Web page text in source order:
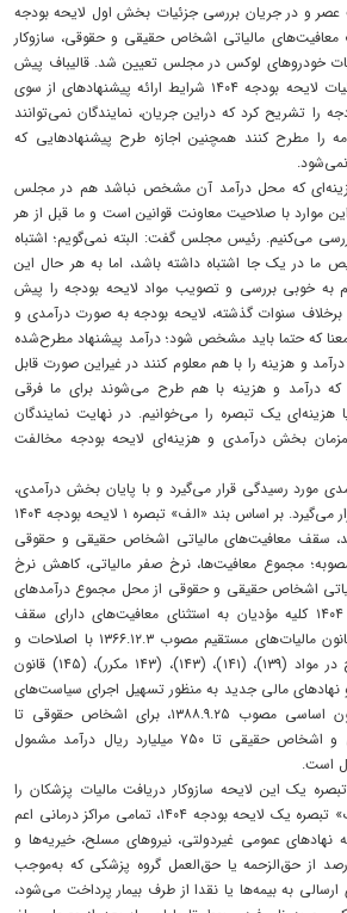
عصر و در جریان بررسی جزئیات بخش اول لایحه بودجه
معافیت‌‌‌های مالیاتی اشخاص حقیقی و حقوقی، سازوکار
خودروهای لوکس در مجلس تعیین شد. قالیباف پیش
از ورود مجلس به بررسی جزئیات لایحه بودجه ۱۴۰۴ شرایط ارائه پیشنهادهای از سوی
را تشریح کرد که دراین جریان، نمایندگان نمی‌توانند
را مطرح کنند همچنین اجازه طرح پیشنهادهایی که
هزینه‌‌‌ای که محل درآمد آن مشخص نباشد هم در مجلس
با صلاحیت معاونت قوانین است و ما قبل از هر
می‌‌‌کنیم. رئیس مجلس گفت: البته نمی‌گویم؛ اشتباه
در یک جا اشتباه داشته باشد، اما به هر حال این
به خوبی بررسی و تصویب مواد لایحه بودجه را پیش
برخلاف سنوات گذشته، لایحه بودجه به صورت درآمدی و
که حتما باید مشخص شود؛ درآمد پیشنهاد مطرح‌شده
و هزینه را با هم معلوم کنند در غیر‌این صورت قابل
که درآمد و هزینه با هم طرح می‌شوند برای ما فرقی
یک تبصره را می‌خوانیم. در نهایت نمایندگان
بخش درآمدی و هزینه‌ای لایحه بودجه مخالفت
مورد رسیدگی قرار می‌گیرد و با پایان بخش درآمدی،
بخش هزینه‌‌‌ای مورد بررسی قرار می‌گیرد. بر اساس بند «الف» تبصره ۱ لایحه بودجه ۱۴۰۴
سقف معافیت‌‌‌های مالیاتی اشخاص حقیقی و حقوقی
مجموع معافیت‌‌‌ها، نرخ صفر مالیاتی، کاهش نرخ
اشخاص حقیقی و حقوقی از محل مجموع درآمدهای
حاصل‌‌‌شده برای عملکرد سال ۱۴۰۴ کلیه مؤدیان به استثنای معافیت‌‌‌های دارای سقف
زمانی مشخص و ماده (۸۱) قانون مالیات‌‌‌های مستقیم مصوب ۱۳۶۶.۱۲.۳ با اصلاحات و
الحاقات بعدی و موارد مندرج در مواد (۱۳۹)، (۱۴۱)، (۱۴۳)، (۱۴۳ مکرر)، (۱۴۵) قانون
و نهادهای مالی جدید به منظور تسهیل اجرای سیاست‌های
کلی اصل چهل و چهارم قانون اساسی مصوب ۱۳۸۸.۹.۲۵، برای اشخاص حقوقی تا
هفت‌هزار و ۵۰۰ میلیارد ریال و اشخاص حقیقی تا ۷۵۰ میلیارد ریال درآمد مشمول
است.
یک این لایحه سازوکار دریافت مالیات پزشکان را
تعیین کردند. بر اساس بند «ب» تبصره یک لایحه بودجه ۱۴۰۴، تمامی مراکز درمانی اعم
‌نهادهای عمومی غیردولتی، نیروهای مسلح، خیریه‌‌‌ها و
دولتی مکلفند ۱۰‌درصد از حق‌‌‌الزحمه یا حق‌‌‌العمل گروه پزشکی که به‌‌‌موجب
به بیمه‌‌‌ها یا نقدا از طرف بیمار پرداخت می‌شود،